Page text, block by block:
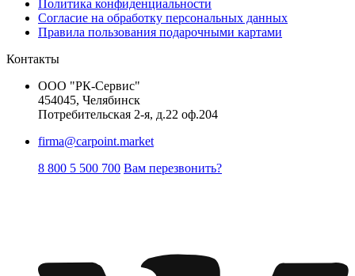
Политика конфиденциальности
Согласие на обработку персональных данных
Правила пользования подарочными картами
Контакты
ООО "РК-Сервис"
454045, Челябинск
Потребительская 2-я, д.22 оф.204
firma@carpoint.market
8 800 5 500 700 Вам перезвонить?